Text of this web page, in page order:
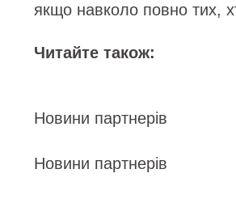
якщо навколо повно тих,
Читайте також:
Новини партнерів
Новини партнерів